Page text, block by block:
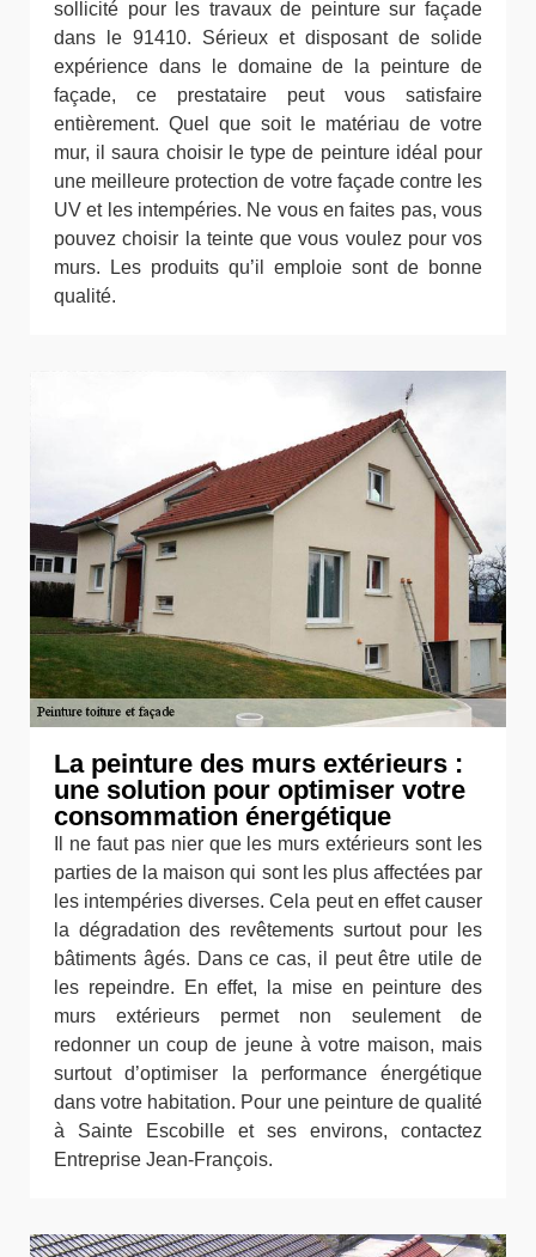
sollicité pour les travaux de peinture sur façade
dans le 91410. Sérieux et disposant de solide
expérience dans le domaine de la peinture de
façade, ce prestataire peut vous satisfaire
entièrement. Quel que soit le matériau de votre
mur, il saura choisir le type de peinture idéal pour
une meilleure protection de votre façade contre les
UV et les intempéries. Ne vous en faites pas, vous
pouvez choisir la teinte que vous voulez pour vos
murs. Les produits qu’il emploie sont de bonne
qualité.
La peinture des murs extérieurs :
une solution pour optimiser votre
consommation énergétique
Il ne faut pas nier que les murs extérieurs sont les
parties de la maison qui sont les plus affectées par
les intempéries diverses. Cela peut en effet causer
la dégradation des revêtements surtout pour les
bâtiments âgés. Dans ce cas, il peut être utile de
les repeindre. En effet, la mise en peinture des
murs extérieurs permet non seulement de
redonner un coup de jeune à votre maison, mais
surtout d’optimiser la performance énergétique
dans votre habitation. Pour une peinture de qualité
à Sainte Escobille et ses environs, contactez
Entreprise Jean-François.